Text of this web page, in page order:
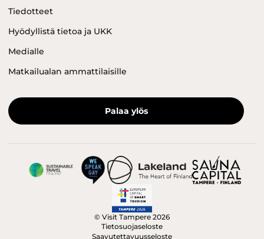
Tiedotteet
Hyödyllistä tietoa ja UKK
Medialle
Matkailualan ammattilaisille
Palaa ylös
© Visit Tampere 2026
Tietosuojaseloste
Saavutettavuusseloste